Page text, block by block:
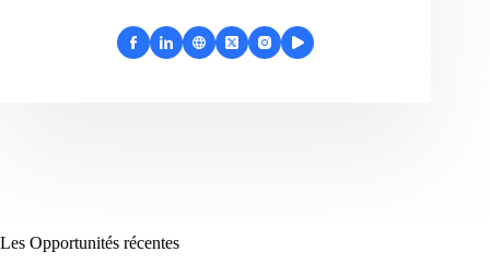
Les Opportunités récentes